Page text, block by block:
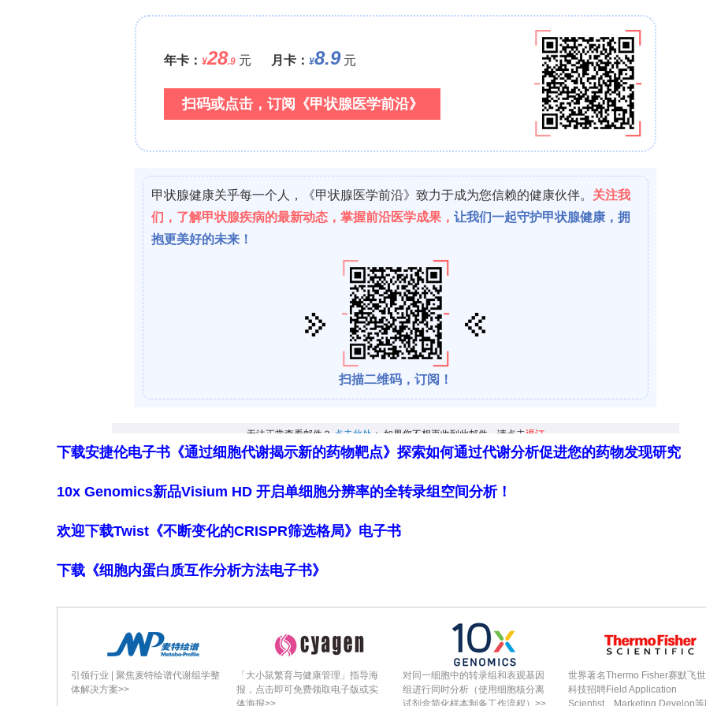
精确分析特定mRNA和蛋白的表达定位与丰度。通过实时定量PCR、酶联免疫吸附测定检测
组织和血浆中相关基因表达及蛋白水平。通过尾套法测量清醒小鼠的收缩压。所有动物实验均
获得当地伦理委员会批准，并遵循相关动物使用指南。
三、研究结果
1. 脯氨酰-4-羟化酶2和脯氨酰-4-羟化酶2/脯氨酰-4-羟化酶3缺陷在基础条件下不诱导肾小球
血管平滑肌细胞产生促红细胞生成素，但可在间质收缩性周细胞中诱导
通过RNAscope证实，在野生型小鼠中，肾小球前平滑肌肌球蛋白重链 + 血管平滑肌细胞均表
脯氨酰-4-羟化酶2和脯氨酰-4-羟化酶3 mRNA。在平滑肌肌球蛋白重链细胞特异性缺失不同
氨酰-4-羟化酶的小鼠中，基础状态下，所有基因型小鼠的肾素生成均无变化。尽管在脯氨
酰-4-羟化酶2缺失和脯氨酰-4-羟化酶2/脯氨酰-4-羟化酶3双缺失小鼠中检测到肾组织和血浆
红细胞生成素水平显著升高，但RNAscope分析显示，促红细胞生成素mRNA的诱导仅发生在
间质平滑肌肌球蛋白重链
/血小板衍生生长因子受体-β
收缩性周细胞中，而肾小球前血管平
肌细胞中并未检测到促红细胞生成素表达。免疫组化结果显示，脯氨酰-4-羟化酶2/脯氨酰-4-
羟化酶3双缺失导致了肾小球前血管平滑肌细胞中缺氧诱导因子-2α的明显稳定，但这并不足
在基础条件下激活其促红细胞生成素转录。
肾小球前血管平滑肌细胞和肾小球外系膜细胞的肾素表达。然而，在脯氨酰-4-羟化酶2/脯氨
素，而是触发了这些细胞表达促红细胞生成素mRNA，同时肾素诱导仅局限于肾小球外系膜细
胞。这种内分泌产物的转换伴随着血浆肾素水平的相对降低和血浆促红细胞生成素水平的进一
脯氨酰-4-羟化酶2/脯氨酰-4-羟化酶3双缺失小鼠中，血管平滑肌细胞中的缺氧诱导因子-2α稳
定模式与基础状态相似。
3. 低盐饮食/依那普利诱导的脯氨酰-4-羟化酶2/脯氨酰-4-羟化酶3缺陷小鼠肾小球前血管平滑
下载安捷伦电子书《通过细胞代谢揭示新的药物靶点》探索如何通过代谢分析促进您的药物发现研究
10x Genomics新品Visium HD 开启单细胞分辨率的全转录组空间分析！
欢迎下载Twist《不断变化的CRISPR筛选格局》电子书
下载《细胞内蛋白质互作分析方法电子书》
引领行业 | 聚焦麦特绘谱代谢组学整
体解决方案>>
「大小鼠繁育与健康管理」指导海
报，点击即可免费领取电子版或实
体海报>>
对同一细胞中的转录组和表观基因
组进行同时分析（使用细胞核分离
试剂盒简化样本制备工作流程）>>
世界著名Thermo Fisher赛默飞
科技招聘Field Application
Scientist、Marketing Develop等